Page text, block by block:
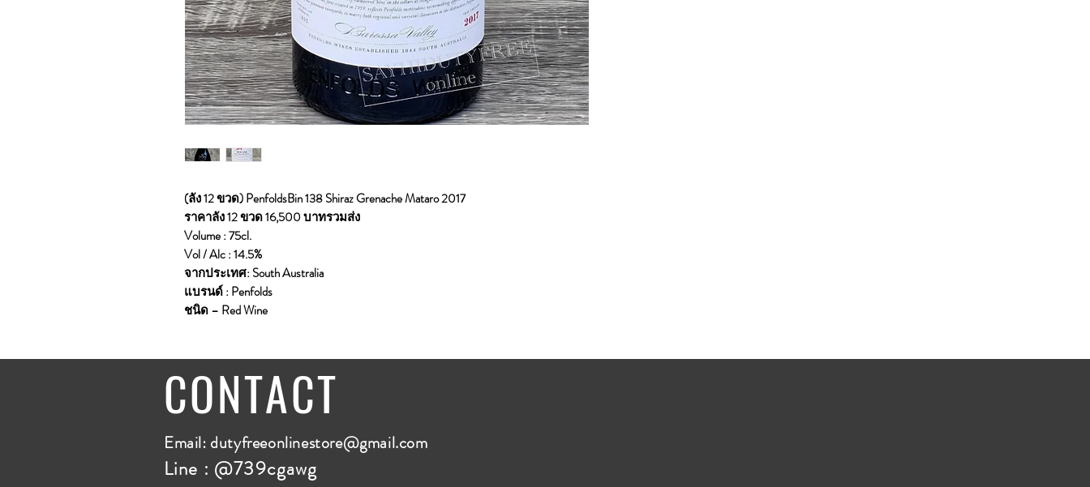
(ลัง 12 ขวด) PenfoldsBin 138 Shiraz Grenache Mataro 2017
ราคาลัง 12 ขวด 16,500 บาทรวมส่ง
Volume : 75cl.
Vol / Alc : 14.5%
จากประเทศ: South Australia
แบรนด์ : Penfolds
ชนิด – Red Wine
CONTACT
Email: dutyfreeonlinestore@gmail.com
Line : @739cgawg